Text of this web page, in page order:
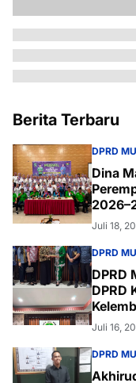
Berita Terbaru
DPRD
Dina
Juli 18,
DPRD
DPRD
DPRD
Juli 16,
DPRD